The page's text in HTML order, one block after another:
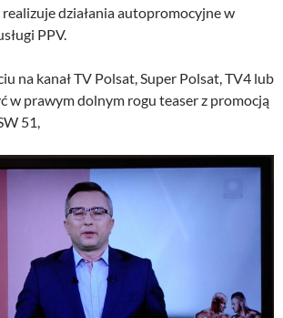
działania autopromocyjne w
PPV.
na kanał TV Polsat, Super Polsat, TV4 lub
w prawym dolnym rogu teaser z promocją
51,